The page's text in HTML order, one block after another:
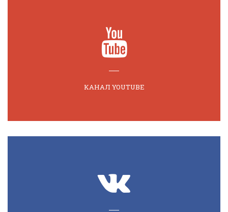
КАНАЛ YOUTUBE